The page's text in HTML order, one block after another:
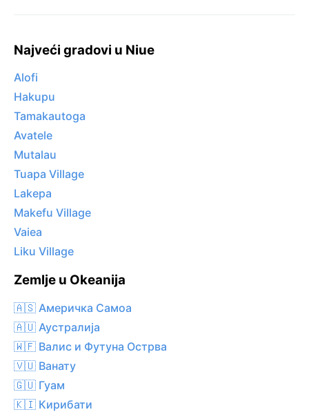
Najveći gradovi u Niue
Alofi
Hakupu
Tamakautoga
Avatele
Mutalau
Tuapa Village
Lakepa
Makefu Village
Vaiea
Liku Village
Zemlje u Okeanija
🇦🇸 Америчка Самоа
🇦🇺 Аустралија
🇼🇫 Валис и Футуна Острва
🇻🇺 Ванату
🇬🇺 Гуам
🇰🇮 Кирибати